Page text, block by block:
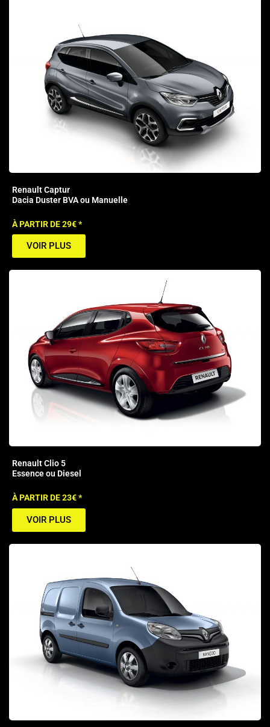
Renault Captur
Dacia Duster BVA ou Manuelle
À PARTIR DE 29€ *
VOIR PLUS
Renault Clio 5
Essence ou Diesel
À PARTIR DE 23€ *
VOIR PLUS